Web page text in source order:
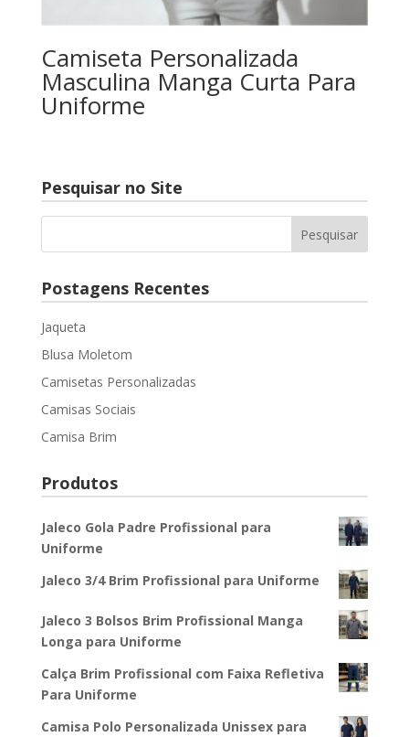
Camiseta Personalizada
Masculina Manga Curta Para
Uniforme
Pesquisar no Site
Postagens Recentes
Jaqueta
Blusa Moletom
Camisetas Personalizadas
Camisas Sociais
Camisa Brim
Produtos
Jaleco Gola Padre Profissional para
Uniforme
Jaleco 3/4 Brim Profissional para Uniforme
Jaleco 3 Bolsos Brim Profissional Manga
Longa para Uniforme
Calça Brim Profissional com Faixa Refletiva
Para Uniforme
Camisa Polo Personalizada Unissex para